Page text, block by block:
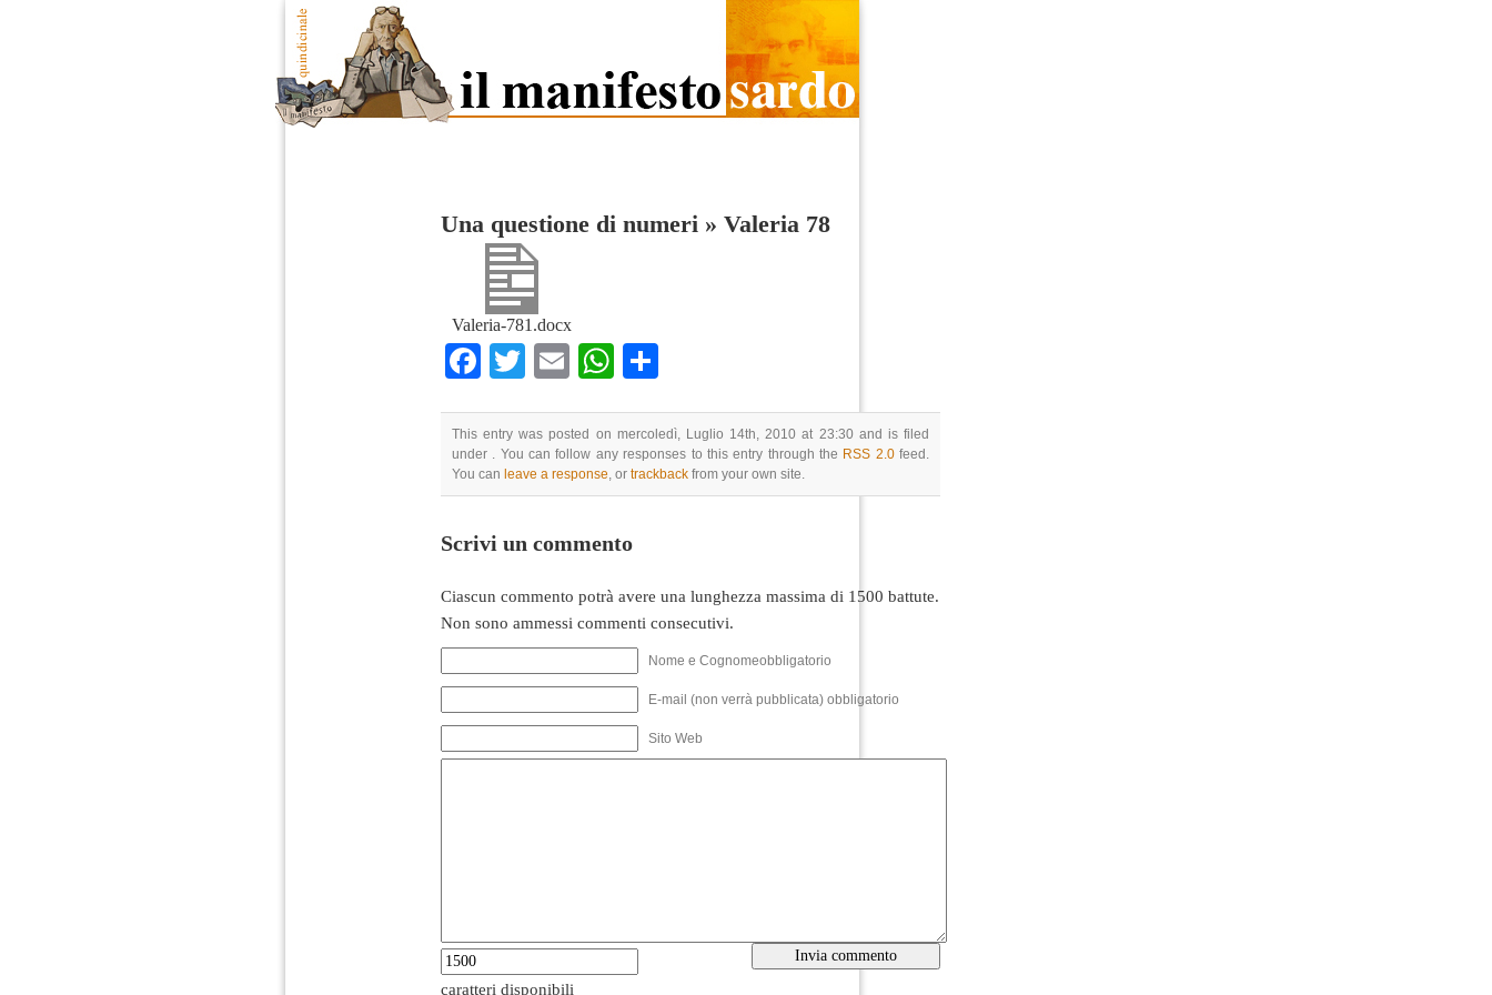
Una questione di numeri » Valeria 78
Valeria-781.docx
Facebook
TwitterEmailWhatsApp
This entry was posted on mercoledì, Luglio 14th, 2010 at 23:30 and is filed
under . You can follow any responses to this entry through the RSS 2.0feed.
You can leave a response, or trackback from your own site.
Scrivi un commento
Ciascun commento potrà avere una lunghezza massima di 1500 battute.
Non sono ammessi commenti consecutivi.
Nome e Cognomeobbligatorio
E-mail (non verrà pubblicata) obbligatorio
Sito Web
caratteri disponibili